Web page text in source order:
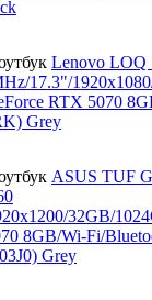
Lenovo LOQ
17.3"/
RTX 5070
Grey
ASUS TUF
32GB/
8GB/Wi-Fi/
Grey